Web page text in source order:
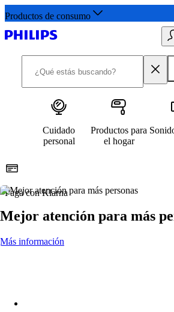
Productos de consumo
Cuidado
personal
Productos para
el hogar
Paga con Klarna
Mejor atención para más
Más información